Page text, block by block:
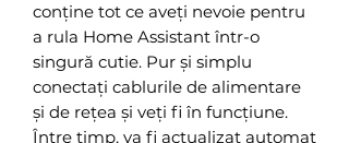
conține tot ce aveți nevoie pentru
a rula Home Assistant într-o
singură cutie. Pur și simplu
conectați cablurile de alimentare
și de rețea și veți fi în funcțiune.
Între timp, va fi actualizat automat